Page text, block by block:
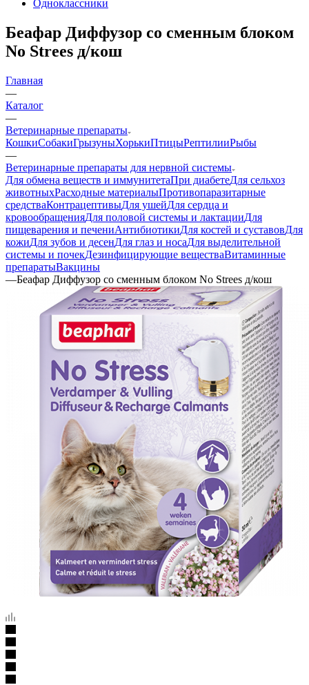
Одноклассники
Беафар Диффузор со сменным блоком
No Strees д/кош
Главная
—
Каталог
—
Ветеринарные препараты
КошкиСобакиГрызуныХорькиПтицыРептилииРыбы
—
Ветеринарные препараты для нервной системы
Для обмена веществ и иммунитетаПри диабетеДля сельхоз
животныхРасходные материалыПротивопаразитарные
средстваКонтрацептивыДля ушейДля сердца и
кровообращенияДля половой системы и лактацииДля
пищеварения и печениАнтибиотикиДля костей и суставовДля
кожиДля зубов и десенДля глаз и носаДля выделительной
системы и почекДезинфицирующие веществаВитаминные
препаратыВакцины
—Беафар Диффузор со сменным блоком No Strees д/кош